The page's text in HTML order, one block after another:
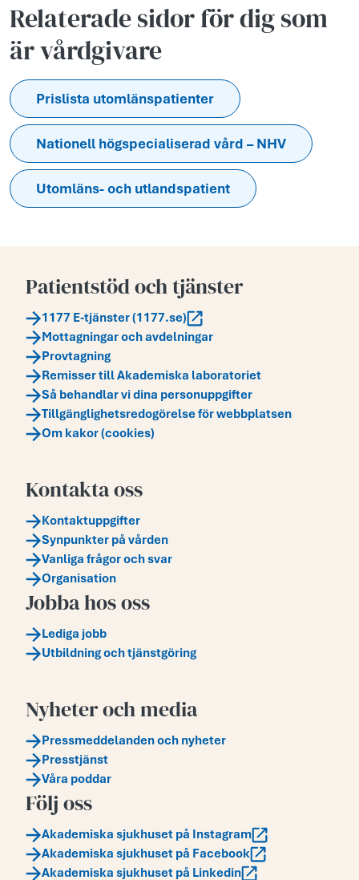
Relaterade sidor för dig som
är vårdgivare
Prislista utomlänspatienter
Nationell högspecialiserad vård – NHV
Utomläns- och utlandspatient
Patientstöd och tjänster
1177 E-tjänster (1177.se)
Mottagningar och avdelningar
Provtagning
Remisser till Akademiska laboratoriet
Så behandlar vi dina personuppgifter
Tillgänglighetsredogörelse för webbplatsen
Om kakor (cookies)
Kontakta oss
Kontaktuppgifter
Synpunkter på vården
Vanliga frågor och svar
Organisation
Jobba hos oss
Lediga jobb
Utbildning och tjänstgöring
Nyheter och media
Pressmeddelanden och nyheter
Presstjänst
Våra poddar
Följ oss
Akademiska sjukhuset på Instagram
Akademiska sjukhuset på Facebook
Akademiska sjukhuset på Linkedin